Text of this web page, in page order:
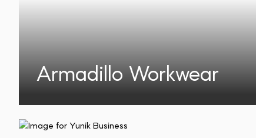
Armadillo Workwear